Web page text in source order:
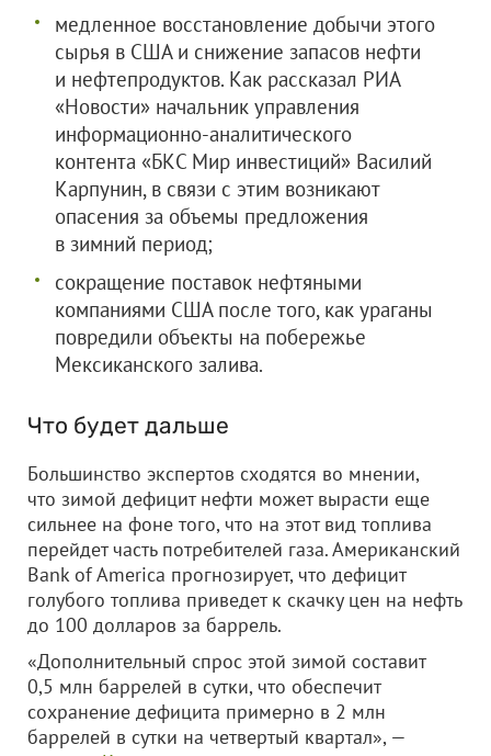
медленное восстановление добычи этого
сырья в США и снижение запасов нефти
и нефтепродуктов. Как рассказал РИА
«Новости» начальник управления
информационно-аналитического
контента «БКС Мир инвестиций» Василий
Карпунин, в связи с этим возникают
опасения за объемы предложения
в зимний период;
сокращение поставок нефтяными
компаниями США после того, как ураганы
повредили объекты на побережье
Мексиканского залива.
Что будет дальше
Большинство экспертов сходятся во мнении,
что зимой дефицит нефти может вырасти еще
сильнее на фоне того, что на этот вид топлива
перейдет часть потребителей газа. Американский
Bank of America прогнозирует, что дефицит
голубого топлива приведет к скачку цен на нефть
до 100 долларов за баррель.
«Дополнительный спрос этой зимой составит
0,5 млн баррелей в сутки, что обеспечит
сохранение дефицита примерно в 2 млн
баррелей в сутки на четвертый квартал», —